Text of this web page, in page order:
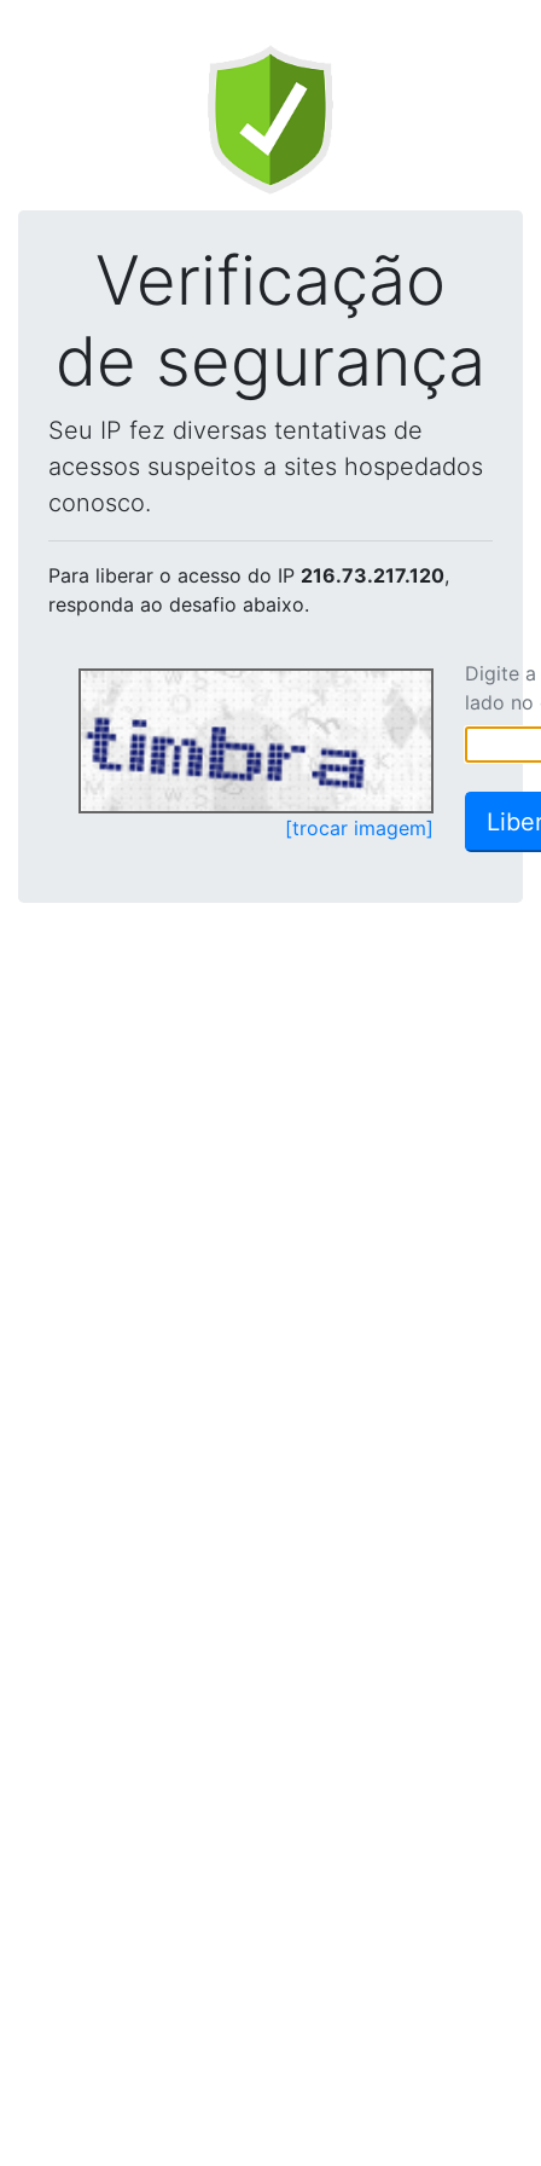
Verificação
de segurança
Seu IP fez diversas tentativas de
acessos suspeitos a sites hospedados
conosco.
Para liberar o acesso do IP 216.73.217.120,
responda ao desafio abaixo.
[trocar imagem]
Digite
lado no